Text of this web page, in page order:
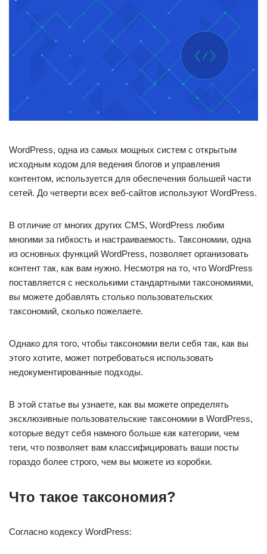
WordPress, одна из самых мощных систем с открытым
исходным кодом для ведения блогов и управления
контентом, используется для обеспечения большей части
сетей. До четверти всех веб-сайтов используют WordPress.
В отличие от многих других CMS, WordPress любим
многими за гибкость и настраиваемость. Таксономии, одна
из основных функций WordPress, позволяет организовать
контент так, как вам нужно. Несмотря на то, что WordPress
поставляется с несколькими стандартными таксономиями,
вы можете добавлять столько пользовательских
таксономий, сколько пожелаете.
Однако для того, чтобы таксономии вели себя так, как вы
этого хотите, может потребоваться использовать
недокументированные подходы.
В этой статье вы узнаете, как вы можете определять
эксклюзивные пользовательские таксономии в WordPress,
которые ведут себя намного больше как категории, чем
теги, что позволяет вам классифицировать ваши посты
гораздо более строго, чем вы можете из коробки.
Что такое таксономия?
Согласно кодексу WordPress: